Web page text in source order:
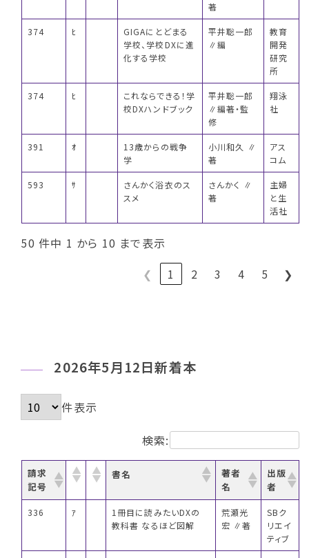
著
374 ﾋ
GIGAにとどまる
学校、学校DXに進
化する学校
平井聡一郎
∥編
教育
開発
研究
所
374 ﾋ
これならできる！学
校DXハンドブック
平井聡一郎
∥編著・監
修
翔泳
社
391 ｵ
13歳からの戦争
学
小川和久 ∥
著
アス
コム
593 ｻ
さんかく浴衣のス
スメ
さんかく ∥
著
主婦
と生
活社
50 件中 1 から 10 まで表示
❮
1 2 3 4 5 ❯
2026年5月12日新着本
件表示
検索:
請求
記号
書名
著者
名
出版
者
336 ｱ
1冊目に読みたいDXの
教科書 なるほど図解
荒瀬光
宏 ∥著
SBク
リエイ
ティブ